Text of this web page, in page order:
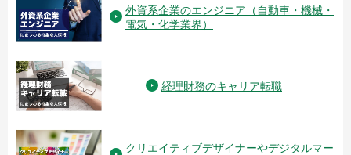
外資系企業のエンジニア（自動車・機械・
電気・化学業界）
経理財務のキャリア転職
クリエイティブデザイナーやデジタルマー